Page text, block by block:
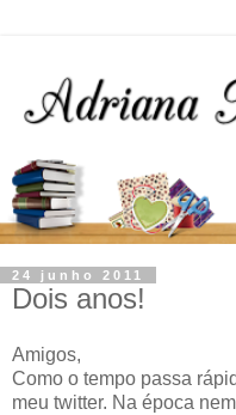
24 junho 2011
Dois anos!
Amigos,
Como o tempo passa
meu twitter. Na época